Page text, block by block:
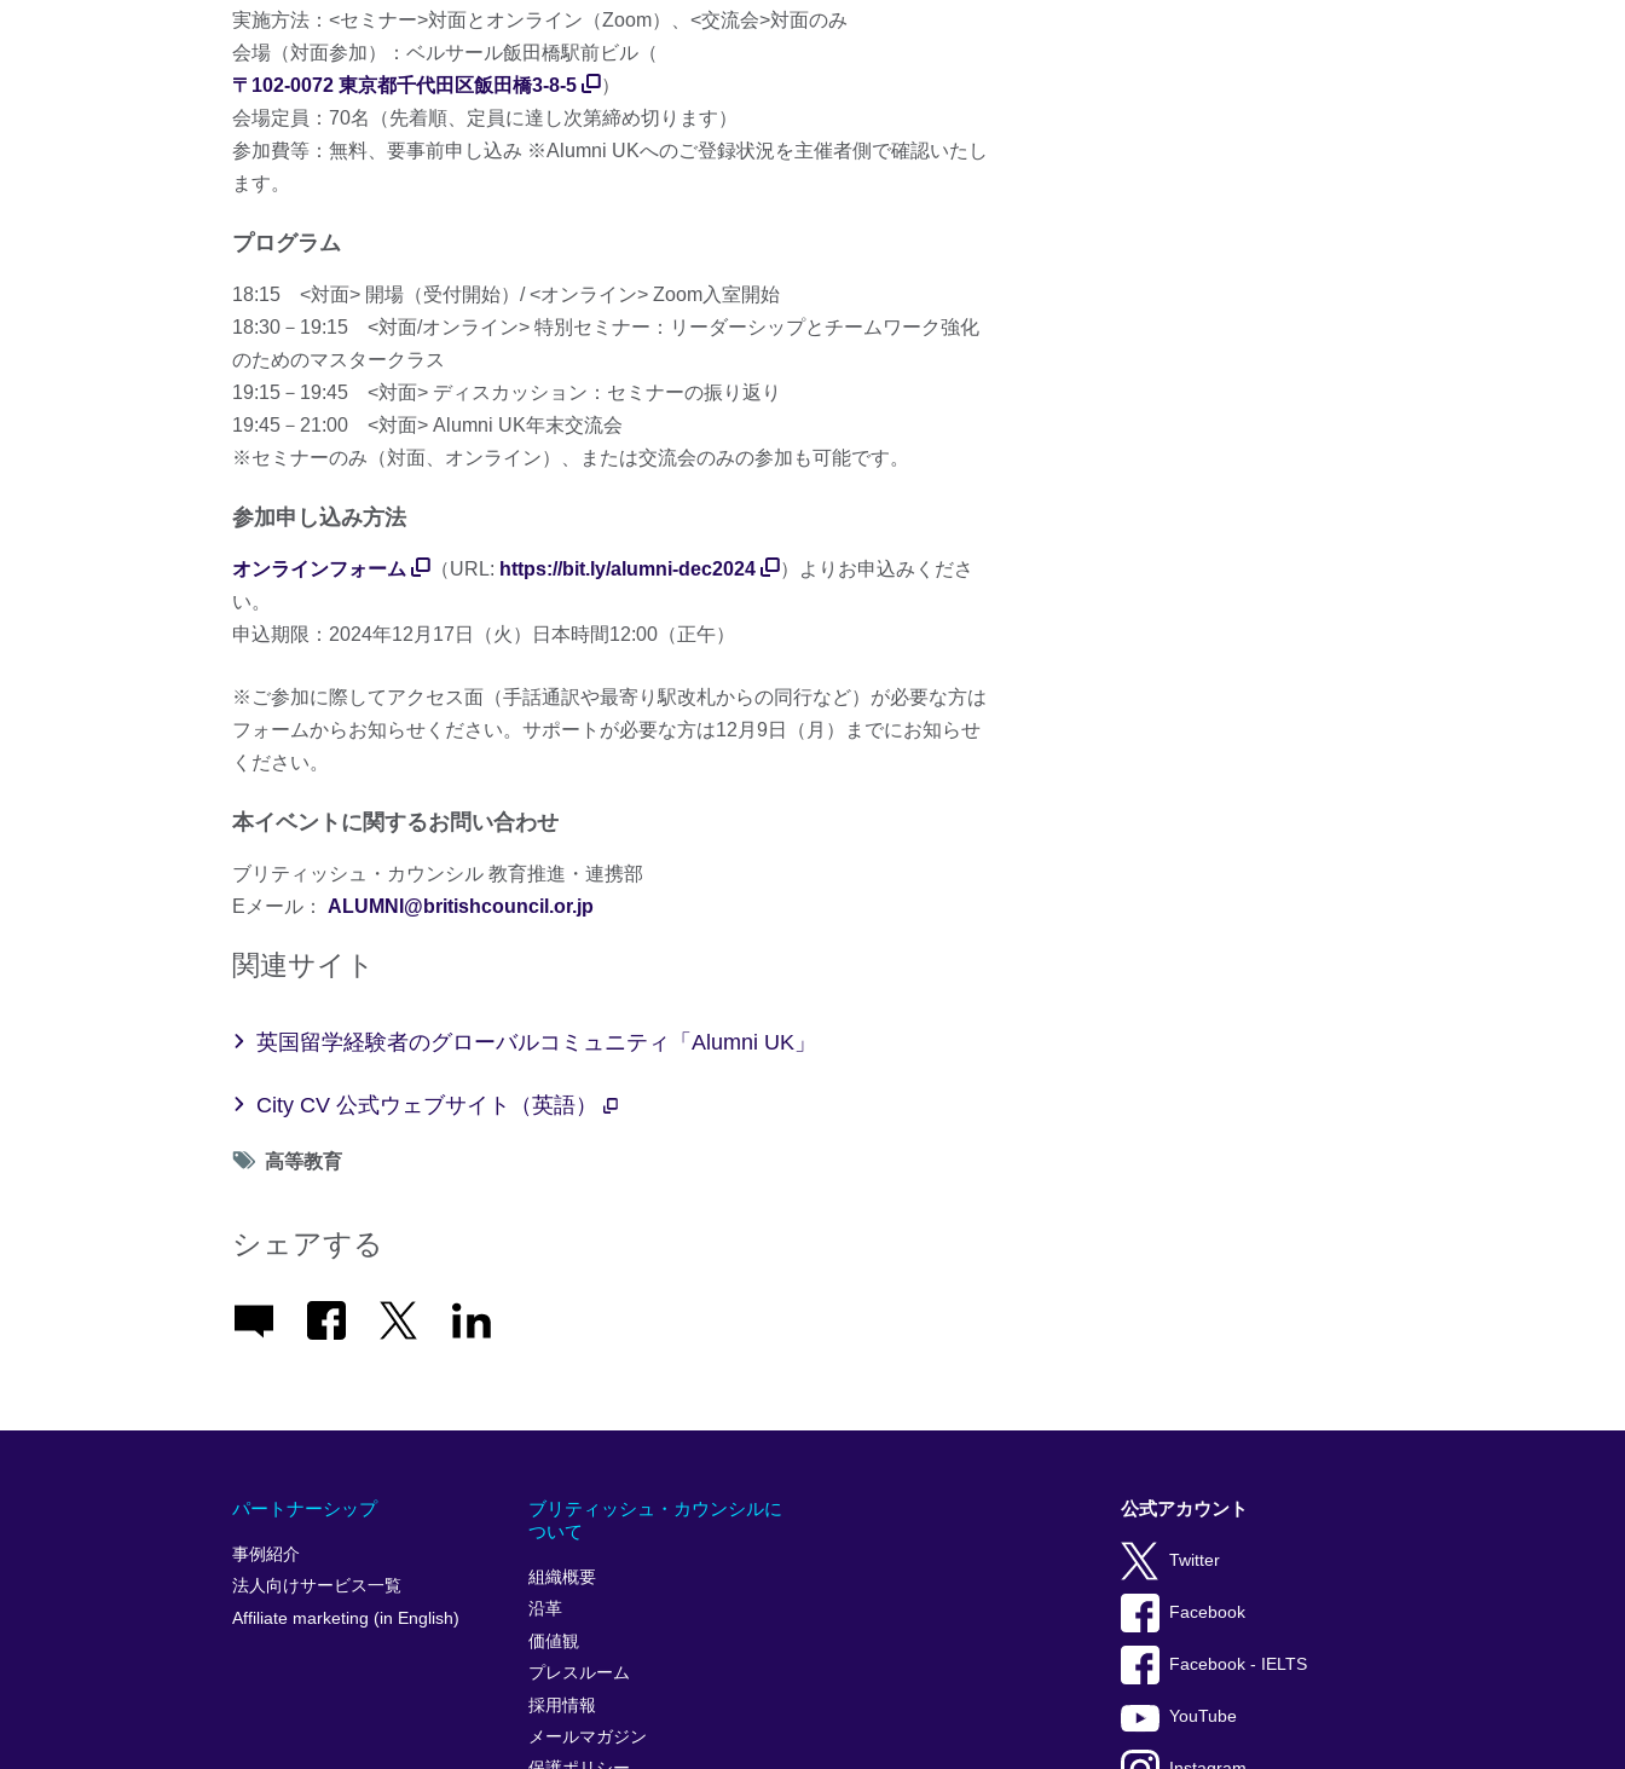
実施方法：<セミナー>対面とオンライン（Zoom）、<交流会>対面のみ
会場（対面参加）：ベルサール飯田橋駅前ビル（
〒102-0072 東京都千代田区飯田橋3-8-5
）
会場定員：70名（先着順、定員に達し次第締め切ります）
参加費等：無料、要事前申し込み ※Alumni UKへのご登録状況を主催者側で確認いたし
ます。
プログラム
18:15 <対面> 開場（受付開始）/ <オンライン> Zoom入室開始
18:30－19:15 <対面/オンライン> 特別セミナー：リーダーシップとチームワーク強化
のためのマスタークラス
19:15－19:45 <対面> ディスカッション：セミナーの振り返り
19:45－21:00 <対面> Alumni UK年末交流会
※セミナーのみ（対面、オンライン）、または交流会のみの参加も可能です。
参加申し込み方法
オンラインフォーム （URL: https://bit.ly/alumni-dec2024
）よりお申込みくださ
い。
申込期限：2024年12月17日（火）日本時間12:00（正午）
※ご参加に際してアクセス面（手話通訳や最寄り駅改札からの同行など）が必要な方は
フォームからお知らせください。サポートが必要な方は12月9日（月）までにお知らせ
ください。
本イベントに関するお問い合わせ
ブリティッシュ・カウンシル 教育推進・連携部
Eメール： ALUMNI@britishcouncil.or.jp
関連サイト
英国留学経験者のグローバルコミュニティ「Alumni UK」
City CV 公式ウェブサイト（英語）
Tag
高等教育
シェアする
パートナーシップ
事例紹介
法人向けサービス一覧
Affiliate marketing (in English)
ブリティッシュ・カウンシルに
ついて
組織概要
沿革
価値観
プレスルーム
採用情報
メールマガジン
公式アカウント
Twitter
Facebook
Facebook - IELTS
YouTube